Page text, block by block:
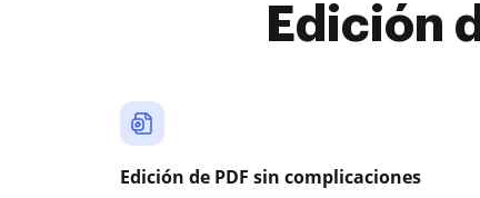
Edición
Edición de PDF sin complicaciones